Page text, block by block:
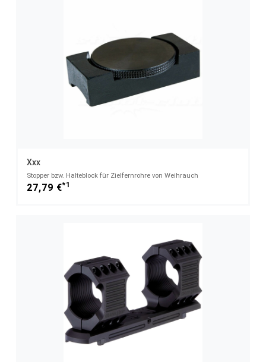
Xxx
Stopper bzw. Halteblock für Zielfernrohre von Weihrauch
27,79 €*1